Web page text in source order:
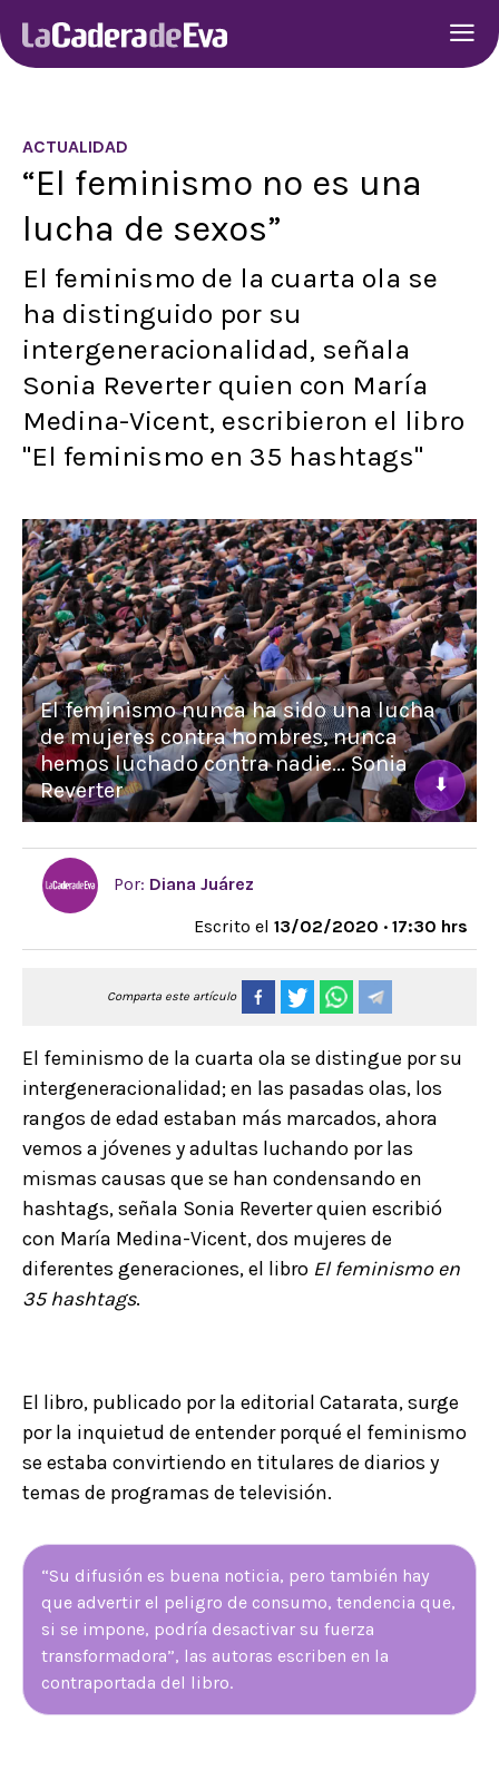
ACTUALIDAD
“El feminismo no es una
lucha de sexos”
El feminismo de la cuarta ola se
ha distinguido por su
intergeneracionalidad, señala
Sonia Reverter quien con María
Medina-Vicent, escribieron el libro
"El feminismo en 35 hashtags"
El feminismo nunca ha sido una lucha
de mujeres contra hombres, nunca
hemos luchado contra nadie... Sonia
Reverter
⬇
Por: Diana Juárez
Escrito el 13/02/2020 · 17:30 hrs
Comparta este artículo
El feminismo de la cuarta ola se distingue por su
intergeneracionalidad; en las pasadas olas, los
rangos de edad estaban más marcados, ahora
vemos a jóvenes y adultas luchando por las
mismas causas que se han condensando en
hashtags, señala Sonia Reverter quien escribió
con María Medina-Vicent, dos mujeres de
diferentes generaciones, el libro El feminismo en
35 hashtags.
El libro, publicado por la editorial Catarata, surge
por la inquietud de entender porqué el feminismo
se estaba convirtiendo en titulares de diarios y
temas de programas de televisión.
“Su difusión es buena noticia, pero también hay
que advertir el peligro de consumo, tendencia que,
si se impone, podría desactivar su fuerza
transformadora”, las autoras escriben en la
contraportada del libro.